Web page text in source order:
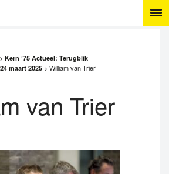
> Kern ’75 Actueel: Terugblik
maart 2025 > William van Trier
van Trier